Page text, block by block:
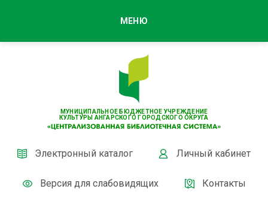
МУНИЦИПАЛЬНОЕ БЮДЖЕТНОЕ УЧРЕЖДЕНИЕ
КУЛЬТУРЫ АНГАРСКОГО ГОРОДСКОГО ОКРУГА
Электронный каталог Личный кабинет
Версия для слабовидящих Контакты
МЕНЮ